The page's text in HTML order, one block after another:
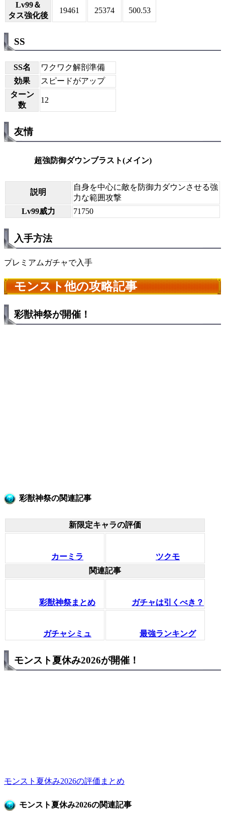
Lv99＆
タス強化後
19461 25374 500.53
SS
SS名
ワクワク解剖準備
効果
スピードがアップ
ターン
数
12
友情
超強防御ダウンブラスト(メイン)
説明
自身を中心に敵を防御力ダウンさせる強
力な範囲攻撃
Lv99威力
71750
入手方法
プレミアムガチャで入手
モンスト他の攻略記事
彩獣神祭が開催！
彩獣神祭の関連記事
新限定キャラの評価
カーミラ
ツクモ
関連記事
彩獣神祭まとめ ガチャは引くべき？
ガチャシミュ 最強ランキング
モンスト夏休み2026が開催！
モンスト夏休み2026の評価まとめ
モンスト夏休み2026の関連記事